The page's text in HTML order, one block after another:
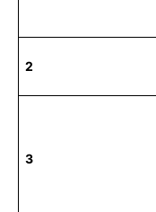
2
3